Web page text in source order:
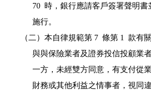
70  時，銀行應請客戶簽署聲
                施行。
（二）本自律規範第 7  條第 1
與與保險業者及證券投信投
一方，未經雙方同意，有支
財務或其他利益之情事者，